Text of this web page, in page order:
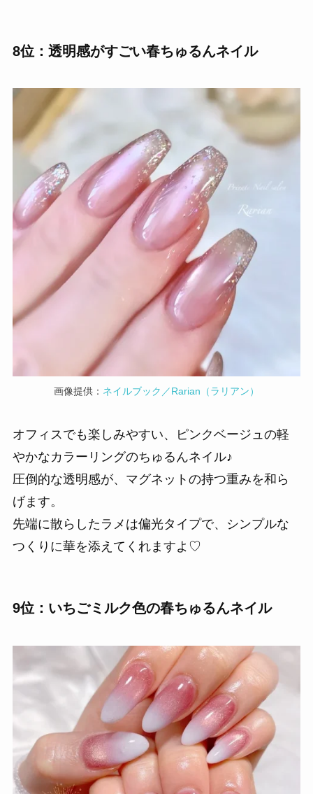
8位：透明感がすごい春ちゅるんネイル
画像提供： ネイルブック／Rarian（ラリアン）
オフィスでも楽しみやすい、ピンクベージュの軽
やかなカラーリングのちゅるんネイル♪
圧倒的な透明感が、マグネットの持つ重みを和ら
げます。
先端に散らしたラメは偏光タイプで、シンプルな
つくりに華を添えてくれますよ♡
9位：いちごミルク色の春ちゅるんネイル